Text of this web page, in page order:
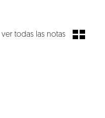
ver todas las notas